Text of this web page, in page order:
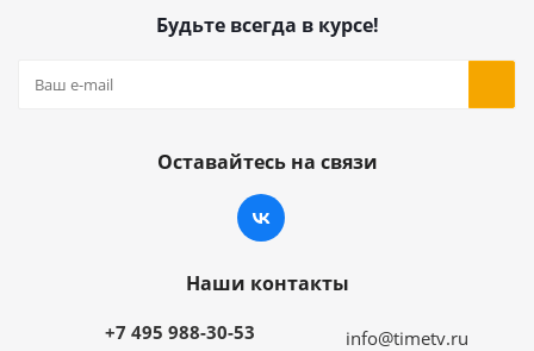
Будьте всегда в курсе!
Оставайтесь на связи
Наши контакты
+7 495 988-30-53 info@timetv.ru